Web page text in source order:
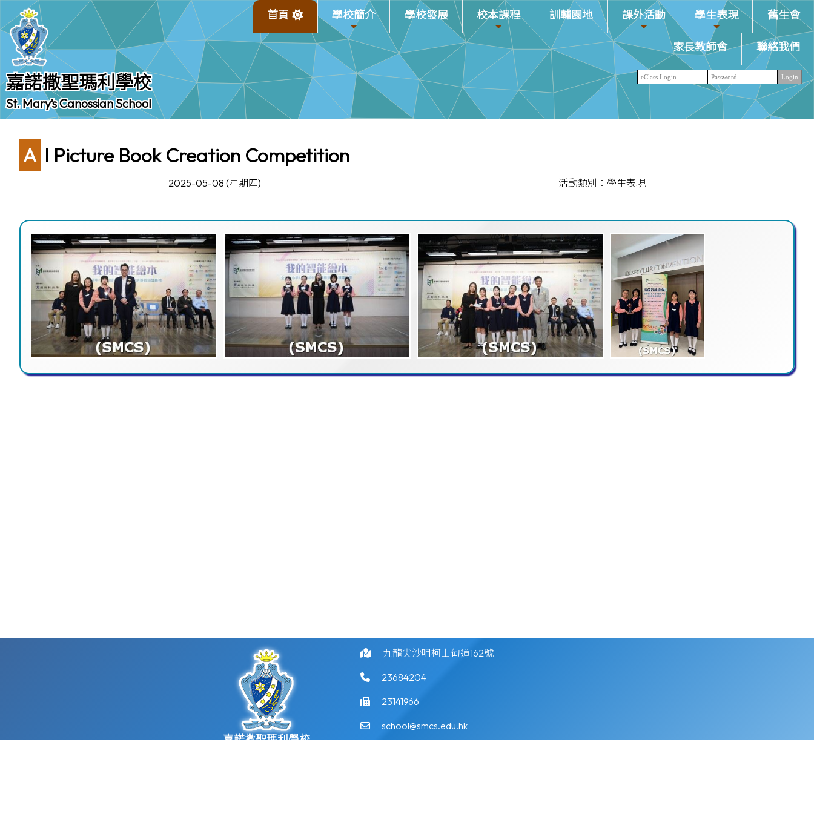
嘉諾撒聖瑪利學校
St. Mary’s Canossian School
首頁 學校簡介 學校發展 校本課程 訓輔園地 課外活動 學生表現 舊生會
家長教師會 聯絡我們
AI Picture Book Creation Competition
2025-05-08 (星期四) 活動類別：學生表現
嘉諾撒聖瑪利學校
九龍尖沙咀柯士甸道162號
23684204
23141966
school@smcs.edu.hk